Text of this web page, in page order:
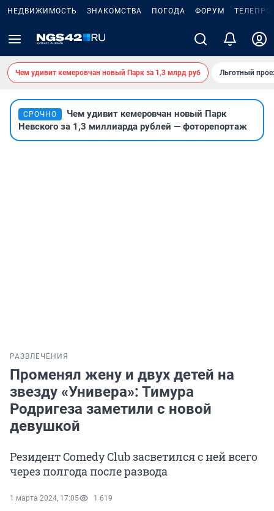
НЕДВИЖИМОСТЬ ЗНАКОМСТВА ПОГОДА ФОРУМ
Чем удивит кемеровчан новый Парк за 1,3 млрд руб Льготный
СРОЧНО
Чем удивит кемеровчан новый Парк
Невского за 1,3 миллиарда рублей — фоторепортаж
РАЗВЛЕЧЕНИЯ
Променял жену и двух детей на
звезду «Универа»: Тимура
Родригеза заметили с новой
девушкой
Резидент Comedy Club засветился с ней всего
через полгода после развода
1 марта 2024, 17:05 1 619